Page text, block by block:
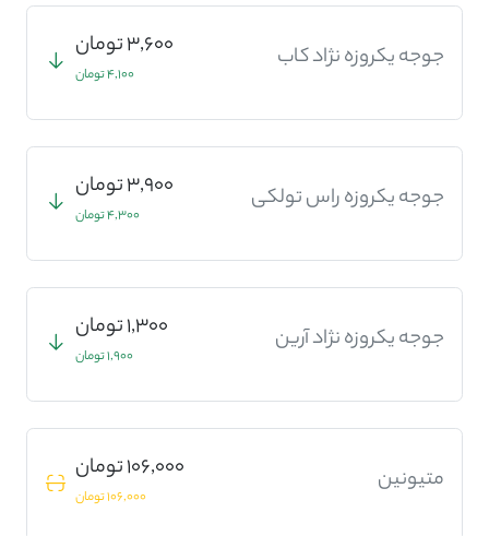
جوجه یکروزه نژاد کاب 3,600 تومان
4,100 تومان
جوجه یکروزه راس تولکی 3,900 تومان
4,300 تومان
جوجه یکروزه نژاد آرین 1,300 تومان
1,900 تومان
متیونین 106,000 تومان
106,000 تومان